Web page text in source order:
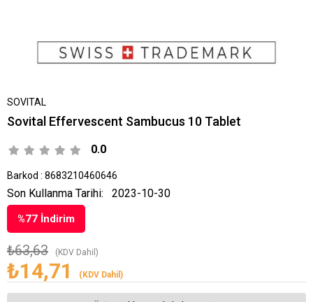
SOVITAL
Sovital Effervescent Sambucus 10 Tablet
0.0
Barkod : 8683210460646
%77 İndirim
₺63,63 (KDV Dahil)
₺14,71 (KDV Dahil)
Son Kullanma Tarihi: 2023-10-30